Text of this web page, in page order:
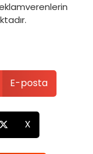
E-posta
X